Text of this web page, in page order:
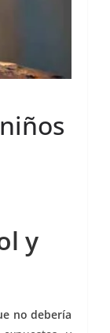
y
no debería